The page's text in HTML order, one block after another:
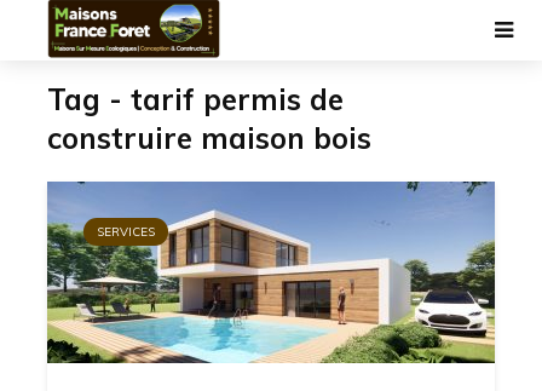
Tag - tarif permis de
construire maison bois
SERVICES